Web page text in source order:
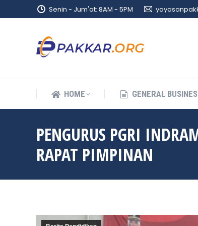
Senin - Jum'at: 8AM - 5PM
HOME GENERAL
PENGURUS PGRI
RAPAT PIMPINAN
HOME GENERAL